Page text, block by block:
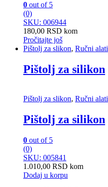
0 out of 5
(0)
SKU: 006944
180,00 RSD kom
Pročitajte još
Pištolj za slikon, Ručni alati
Pištolj za silikon
Pištolj za slikon, Ručni alati
Pištolj za silikon
0 out of 5
(0)
SKU: 005841
1.010,00 RSD kom
Dodaj u korpu